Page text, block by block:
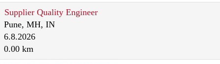
Supplier Quality Engineer
Pune, MH, IN
6.8.2026
0.00 km